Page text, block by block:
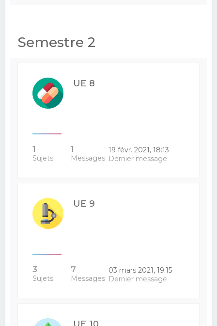
Semestre 2
UE 8
1
Sujets
1
Messages
19 févr. 2021, 18:13
Dernier message
UE 9
3
Sujets
7
Messages
03 mars 2021, 19:15
Dernier message
UE 10